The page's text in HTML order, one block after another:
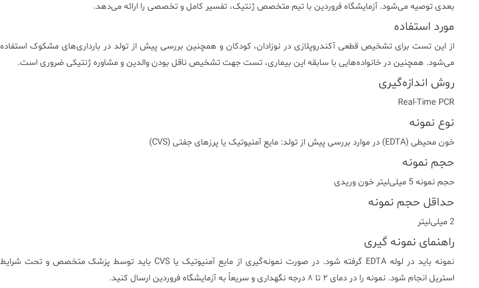
بعدیتوصیهمی‌شود. آزمایشگاه فروردین با تیممتخصصژنتیک، تفسیر کاملو تخصصی را ارائهمی‌دهد.
مورد استفاده
از این تست برای تشخیص قطعی آکندروپلازی در نوزادان، کودکانو همچنین بررسیپیشازتولددر بارداری‌هایمشکوکاستفاده
می‌شود. همچنیندر خانواده‌هایی با سابقهاین بیماری، تستجهتتشخیص ناقل بودنوالدینو مشاوره ژنتیکیضروریاست.
روش اندازه‌گیری
Real-Time PCR
نوع نمونه
خون محیطی (EDTA) در موارد بررسی پیش از تولد: مایع آمنیوتیک یا پرزهای جفتی (CVS)
حجم نمونه
حجم نمونه 5 میلی‌لیتر خون وریدی
حداقل حجم نمونه
2 میلی‌لیتر
راهنمای نمونه گیری
نمونه باید در لوله EDTA گرفته شود. در صورت نمونه‌گیری از مایع آمنیوتیک یا CVS باید توسط پزشک متخصص و تحت شرایط
استریل انجام شود. نمونه را در دمای ۲ تا ۸ درجه نگهداری و سریعاً به آزمایشگاه فروردین ارسال کنید.